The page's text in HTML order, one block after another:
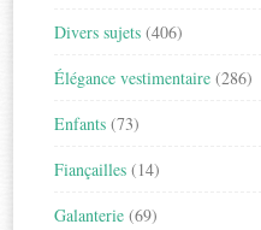
Divers sujets (406)
Élégance vestimentaire (286)
Enfants (73)
Fiançailles (14)
Galanterie (69)